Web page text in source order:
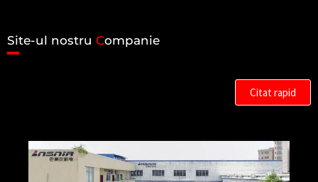
Site-ul nostru Companie
Citat rapid